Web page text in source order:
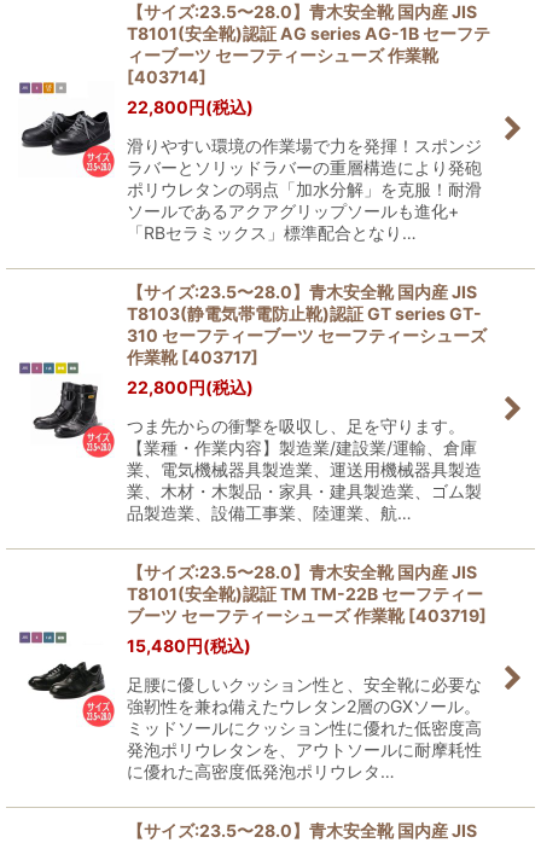
【サイズ:23.5〜28.0】青木安全靴 国内産 JIS
T8101(安全靴)認証 AG series AG-1B セーフテ
ィーブーツ セーフティーシューズ 作業靴
[403714]
22,800円(税込)
滑りやすい環境の作業場で力を発揮！スポンジ
ラバーとソリッドラバーの重層構造により発砲
ポリウレタンの弱点「加水分解」を克服！耐滑
ソールであるアクアグリップソールも進化+
「RBセラミックス」標準配合となり…
【サイズ:23.5〜28.0】青木安全靴 国内産 JIS
T8103(静電気帯電防止靴)認証 GT series GT-
310 セーフティーブーツ セーフティーシューズ
作業靴 [403717]
22,800円(税込)
つま先からの衝撃を吸収し、足を守ります。
【業種・作業内容】製造業/建設業/運輸、倉庫
業、電気機械器具製造業、運送用機械器具製造
業、木材・木製品・家具・建具製造業、ゴム製
品製造業、設備工事業、陸運業、航…
【サイズ:23.5〜28.0】青木安全靴 国内産 JIS
T8101(安全靴)認証 TM TM-22B セーフティー
ブーツ セーフティーシューズ 作業靴 [403719]
15,480円(税込)
足腰に優しいクッション性と、安全靴に必要な
強靭性を兼ね備えたウレタン2層のGXソール。
ミッドソールにクッション性に優れた低密度高
発泡ポリウレタンを、アウトソールに耐摩耗性
に優れた高密度低発泡ポリウレタ…
【サイズ:23.5〜28.0】青木安全靴 国内産 JIS